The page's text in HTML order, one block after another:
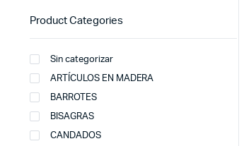
Product Categories
Sin categorizar
ARTÍCULOS EN MADERA
BARROTES
BISAGRAS
CANDADOS